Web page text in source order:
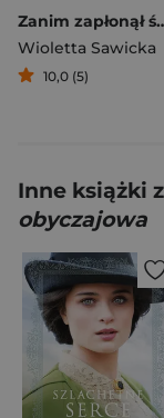
Zanim zapłonął
Wioletta Sawicka
10,0 (5)
Inne książki
obyczajowa